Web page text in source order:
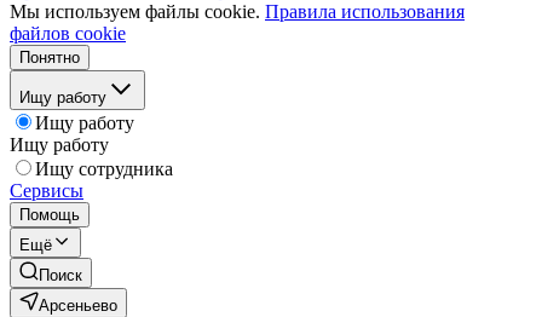
Мы используем файлы cookie. Правила использования
файлов cookie
Понятно
Ищу работу
Ищу работу
Ищу работу
Ищу сотрудника
Сервисы
Помощь
Ещё
Поиск
Арсеньево